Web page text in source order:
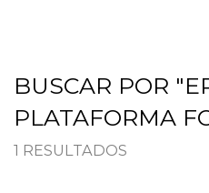
BUSCAR POR
PLATAFORMA
1 RESULTADOS